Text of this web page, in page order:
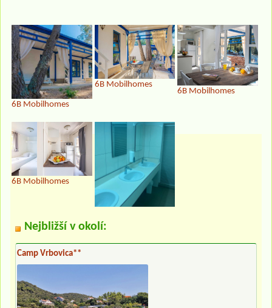
6B Mobilhomes
6B Mobilhomes
6B Mobilhomes
6B Mobilhomes
Nejbližší v okolí:
Camp Vrbovica**